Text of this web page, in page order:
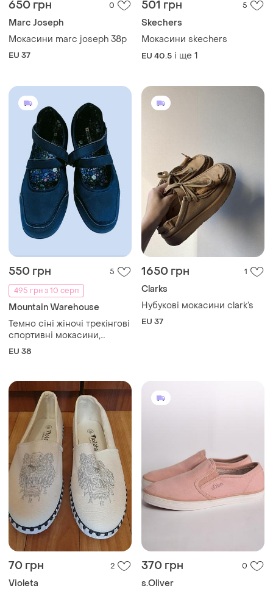
650 грн 0
Marc Joseph
Мокасини marc joseph 38р
EU 37
501 грн 5
Skechers
Мокасини skechers
EU 40.5 і ще 1
550 грн
5
495 грн з 10 серп
Mountain Warehouse
Темно сіні жіночі трекінгові
спортивні мокасини,
балетки, сандалі на ремінці
EU 38
1650 грн 1
Clarks
Нубукові мокасини clark’s
EU 37
70 грн 2
Violeta
370 грн 0
s.Oliver